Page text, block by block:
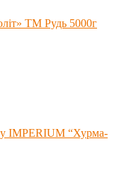
ТМ Рудь 5000г
IMPERIUM “Хурма-